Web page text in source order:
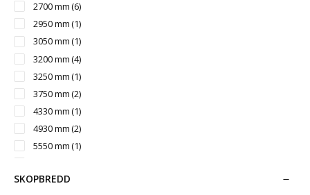
2700 mm(6)
2950 mm(1)
3050 mm(1)
3200 mm(4)
3250 mm(1)
3750 mm(2)
4330 mm(1)
4930 mm(2)
5550 mm(1)
SKOPBREDD